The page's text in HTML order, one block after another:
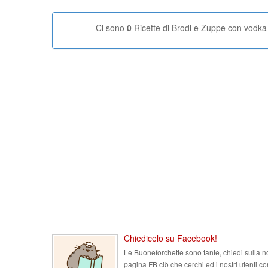
Ci sono 0 Ricette di Brodi e Zuppe con vodka
Chiedicelo su Facebook!
Le Buoneforchette sono tante, chiedi sulla
pagina FB ciò che cerchi ed i nostri utenti